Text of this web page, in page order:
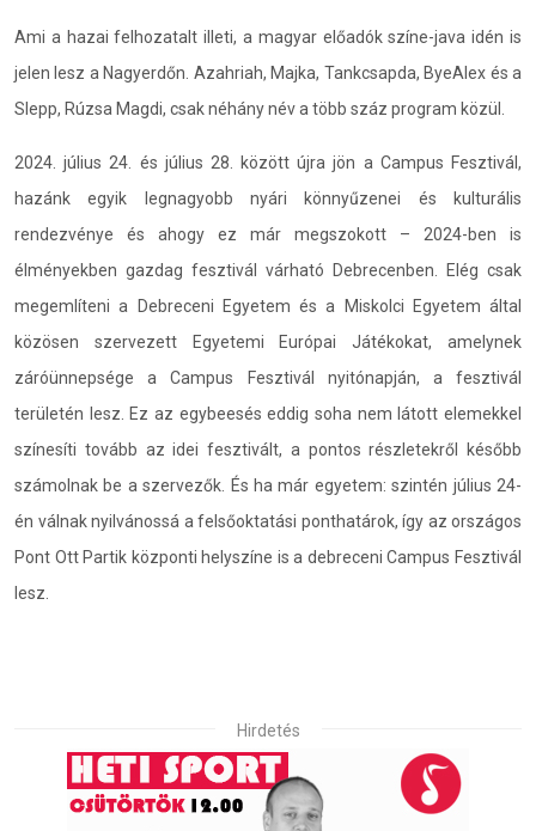
Ami a hazai felhozatalt illeti, a magyar előadók színe-java idén is
jelen lesz a Nagyerdőn. Azahriah, Majka, Tankcsapda, ByeAlex és a
Slepp, Rúzsa Magdi, csak néhány név a több száz program közül.
2024. július 24. és július 28. között újra jön a Campus Fesztivál,
hazánk egyik legnagyobb nyári könnyűzenei és kulturális
rendezvénye és ahogy ez már megszokott – 2024-ben is
élményekben gazdag fesztivál várható Debrecenben. Elég csak
megemlíteni a Debreceni Egyetem és a Miskolci Egyetem által
közösen szervezett Egyetemi Európai Játékokat, amelynek
záróünnepsége a Campus Fesztivál nyitónapján, a fesztivál
területén lesz. Ez az egybeesés eddig soha nem látott elemekkel
színesíti tovább az idei fesztivált, a pontos részletekről később
számolnak be a szervezők. És ha már egyetem: szintén július 24-
én válnak nyilvánossá a felsőoktatási ponthatárok, így az országos
Pont Ott Partik központi helyszíne is a debreceni Campus Fesztivál
lesz.
Hirdetés